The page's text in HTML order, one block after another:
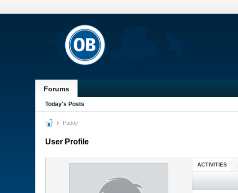
Forums
Today's Posts
Paddy
User Profile
ACTIVITIES